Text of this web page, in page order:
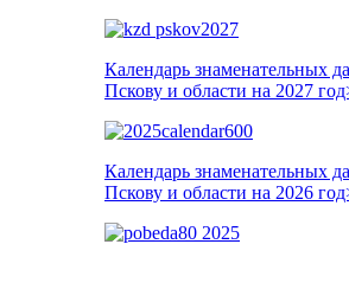
Календарь знаменательных
Пскову и области на 2027
Календарь знаменательных
Пскову и области на 2026